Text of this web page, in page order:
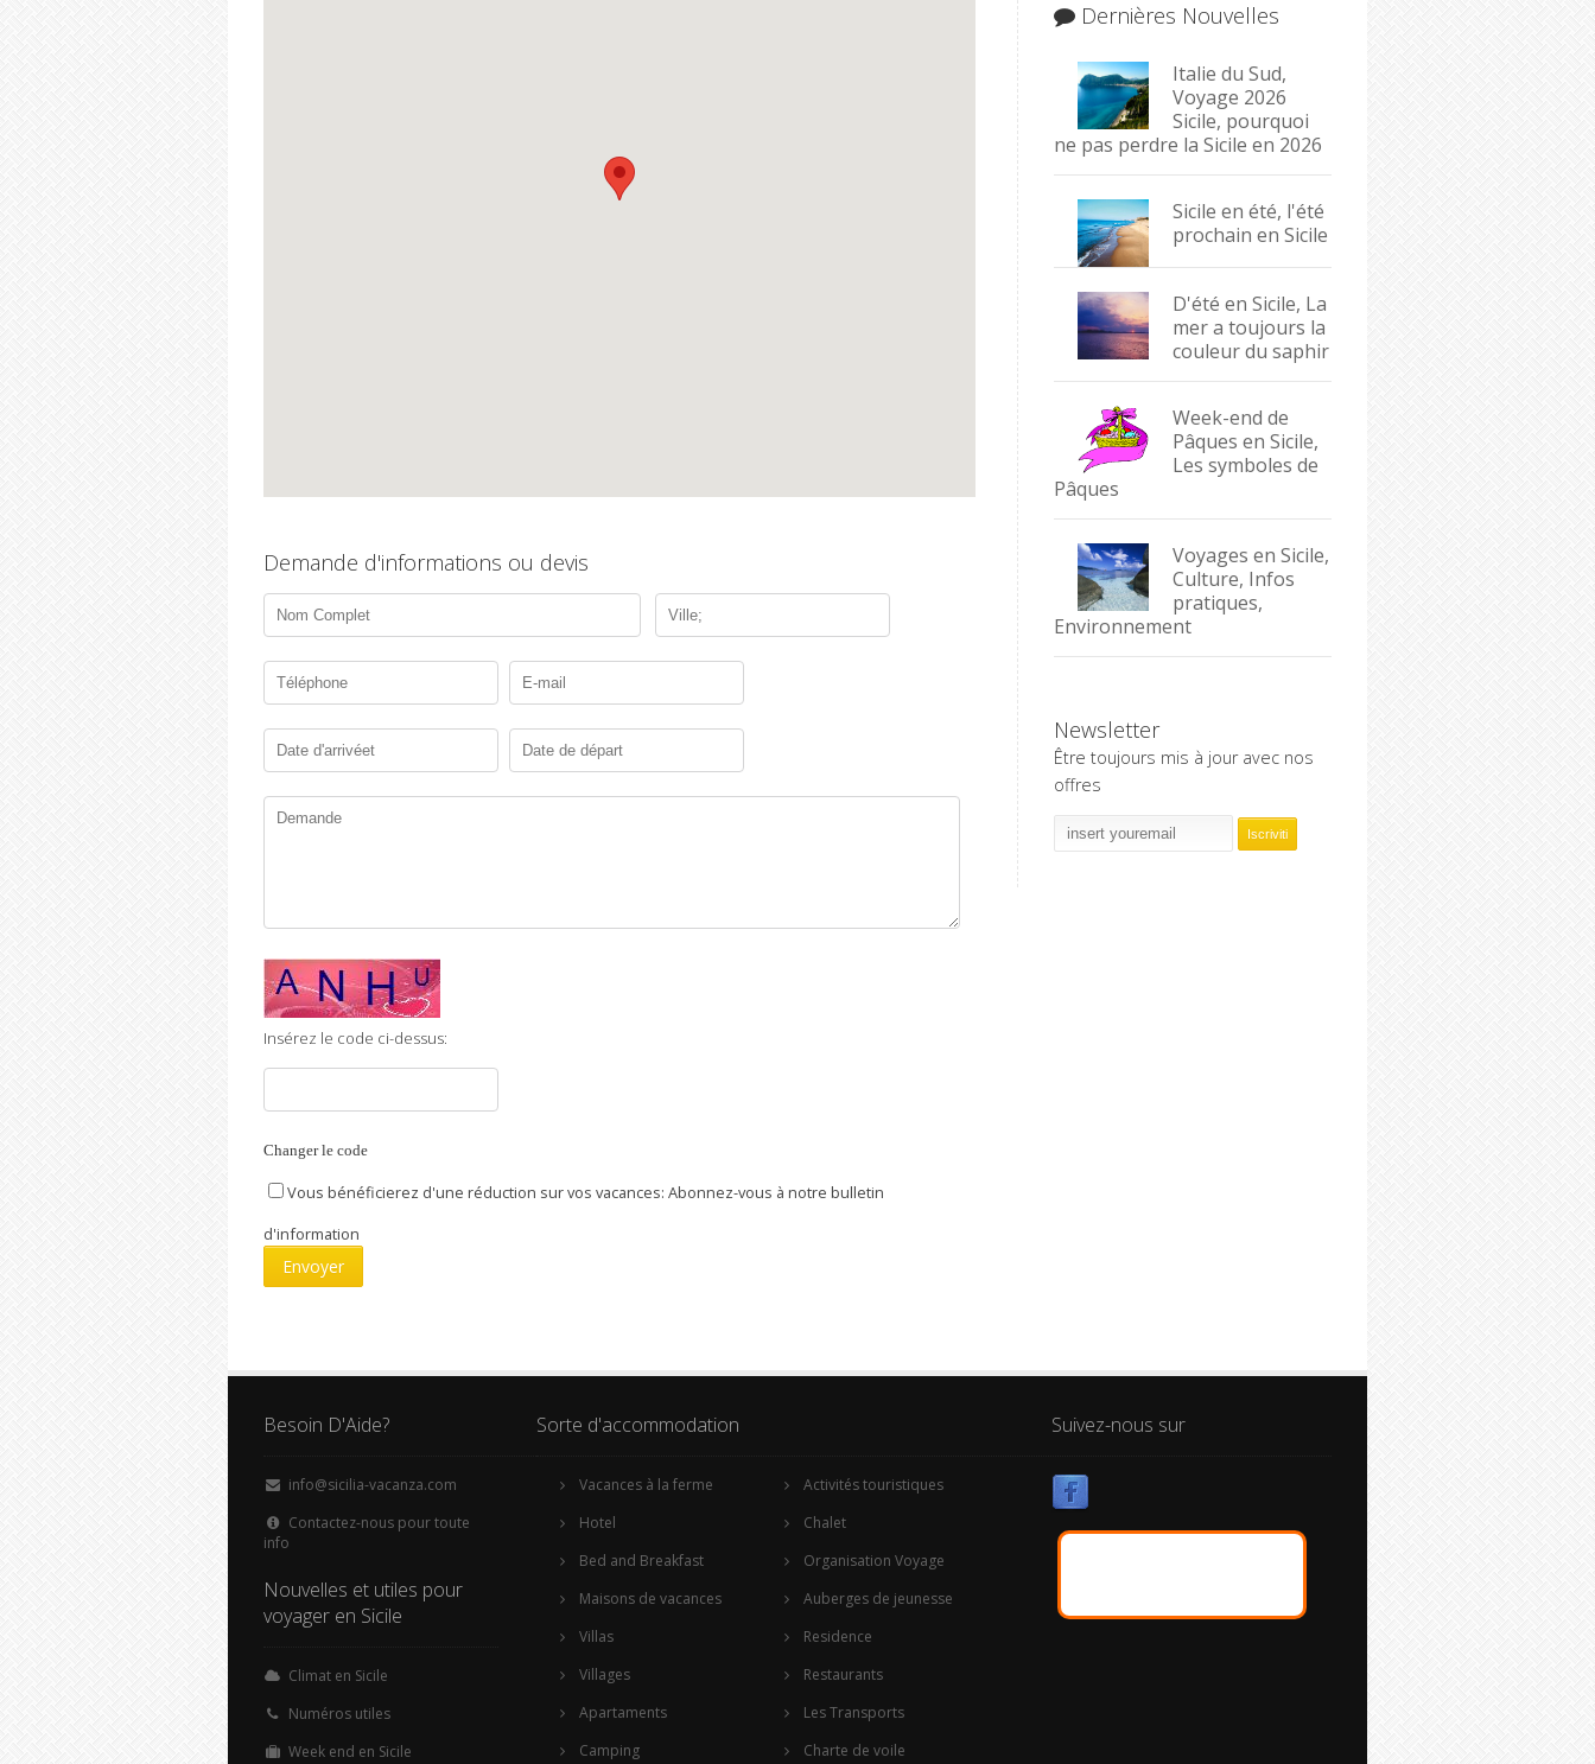
Demande d'informations ou devis
Insérez le code ci-dessus:
Changer le code
Vous bénéficierez d'une réduction sur vos vacances: Abonnez-vous à notre bulletin
d'information
Dernières Nouvelles
Italie du Sud,
Voyage 2026
Sicile, pourquoi
ne pas perdre la Sicile en 2026
Sicile en été, l'été
prochain en Sicile
D'été en Sicile, La
mer a toujours la
couleur du saphir
Week-end de
Pâques en Sicile,
Les symboles de
Pâques
Voyages en Sicile,
Culture, Infos
pratiques,
Environnement
Newsletter
Être toujours mis à jour avec nos
offres
Besoin D'Aide?
info@sicilia-vacanza.com
Contactez-nous pour toute
info
Nouvelles et utiles pour
voyager en Sicile
Climat en Sicile
Numéros utiles
Week end en Sicile
Sorte d'accommodation
Vacances à la ferme
Hotel
Bed and Breakfast
Maisons de vacances
Villas
Villages
Apartaments
Camping
Activités touristiques
Chalet
Organisation Voyage
Auberges de jeunesse
Residence
Restaurants
Les Transports
Charte de voile
Suivez-nous sur